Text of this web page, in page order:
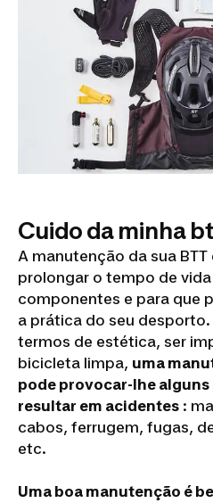
Cuido da minha
A manutenção da sua
prolongar o tempo de
componentes e para que
a prática do seu desporto.
termos de estética, ser
bicicleta limpa, uma
pode provocar-lhe
resultar em acidentes :
cabos, ferrugem, fugas,
etc.
Uma boa manutenção é